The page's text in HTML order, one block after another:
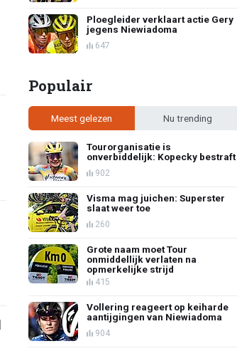
Ploegleider verklaart actie Gery
jegens Niewiadoma
647
Populair
Meest gelezen Nu trending
Tourorganisatie is
onverbiddelijk: Kopecky bestraft
902
Visma mag juichen: Superster
slaat weer toe
260
Grote naam moet Tour
onmiddellijk verlaten na
opmerkelijke strijd
415
Vollering reageert op keiharde
aantijgingen van Niewiadoma
904